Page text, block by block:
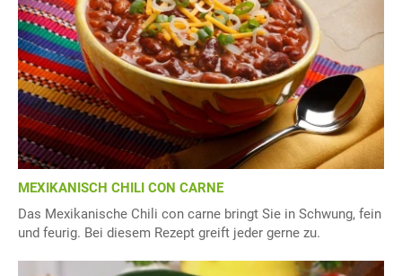
MEXIKANISCH CHILI CON CARNE
Das Mexikanische Chili con carne bringt Sie in Schwung, fein
und feurig. Bei diesem Rezept greift jeder gerne zu.